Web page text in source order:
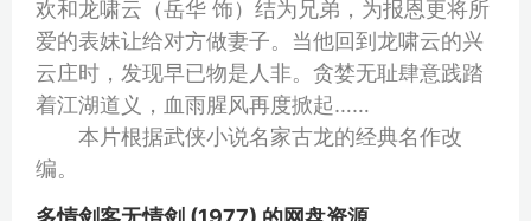
欢和龙啸云（岳华 饰）结为兄弟，为报恩更将所
爱的表妹让给对方做妻子。当他回到龙啸云的兴
云庄时，发现早已物是人非。贪婪无耻肆意践踏
着江湖道义，血雨腥风再度掀起……
本片根据武侠小说名家古龙的经典名作改
编。